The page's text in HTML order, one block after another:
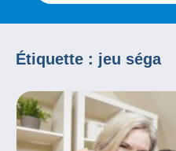
Étiquette : jeu séga